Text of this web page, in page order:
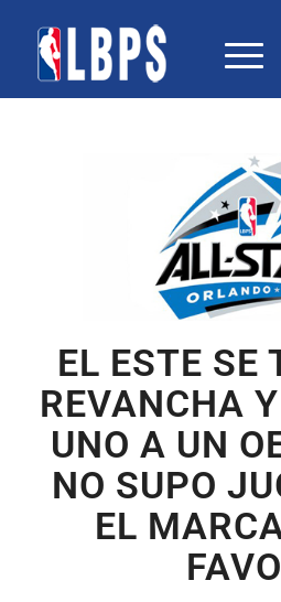
EL ESTE SE
REVANCHA
UNO A UN
NO SUPO
EL